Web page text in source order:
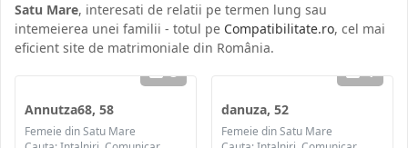
Satu Mare, interesati de relatii pe termen lung sau
intemeierea unei familii - totul pe Compatibilitate.ro, cel mai
eficient site de matrimoniale din România.
3
Annutza68, 58
Femeie din Satu Mare
1
danuza, 52
Femeie din Satu Mare